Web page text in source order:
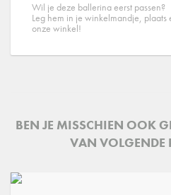
Wil je deze ballerina eerst passen?
Leg hem in je winkelmandje, plaats
onze winkel!
BEN JE MISSCHIEN OOK
VAN VOLGENDE